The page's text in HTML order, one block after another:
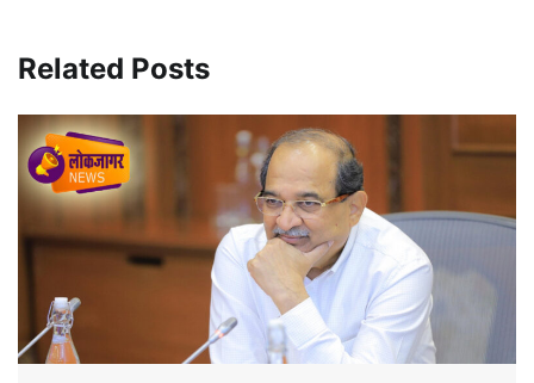
Related Posts